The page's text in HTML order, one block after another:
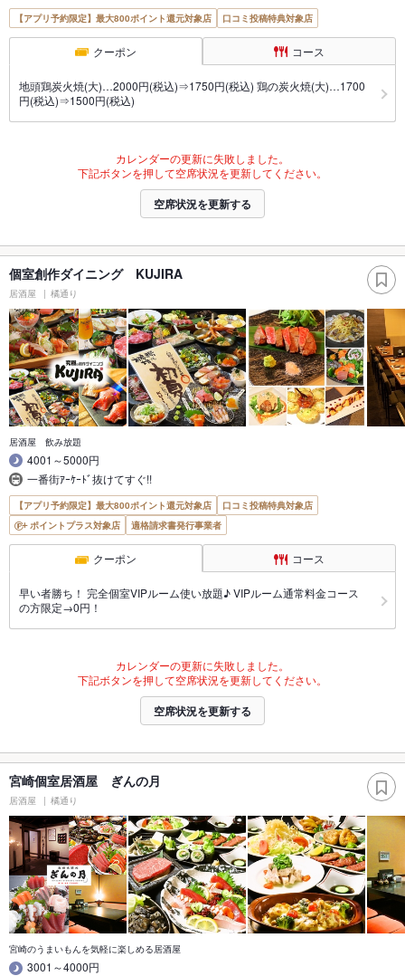
【アプリ予約限定】最大800ポイント還元対象店 口コミ投稿特典対象店
クーポン コース
地頭鶏炭火焼(大)…2000円(税込)⇒1750円(税込) 鶏の炭火焼(大)…1700
円(税込)⇒1500円(税込)
カレンダーの更新に失敗しました。
下記ボタンを押して空席状況を更新してください。
空席状況を更新する
個室創作ダイニング KUJIRA
居酒屋 橘通り
居酒屋 飲み放題
4001～5000円
一番街ｱｰｹｰﾄﾞ抜けてすぐ!!
【アプリ予約限定】最大800ポイント還元対象店
口コミ投稿特典対象店
ポイントプラス対象店
適格請求書発行事業者
クーポン コース
早い者勝ち！ 完全個室VIPルーム使い放題♪ VIPルーム通常料金コース
の方限定→0円！
カレンダーの更新に失敗しました。
下記ボタンを押して空席状況を更新してください。
空席状況を更新する
宮崎個室居酒屋 ぎんの月
居酒屋 橘通り
宮崎のうまいもんを気軽に楽しめる居酒屋
3001～4000円